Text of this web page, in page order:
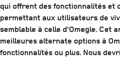
qui offrent des fonctionnalités et
permettant aux utilisateurs de
semblable à celle d’Omegle. Cet
meilleures alternate options à
fonctionnalités ou plus. Nous